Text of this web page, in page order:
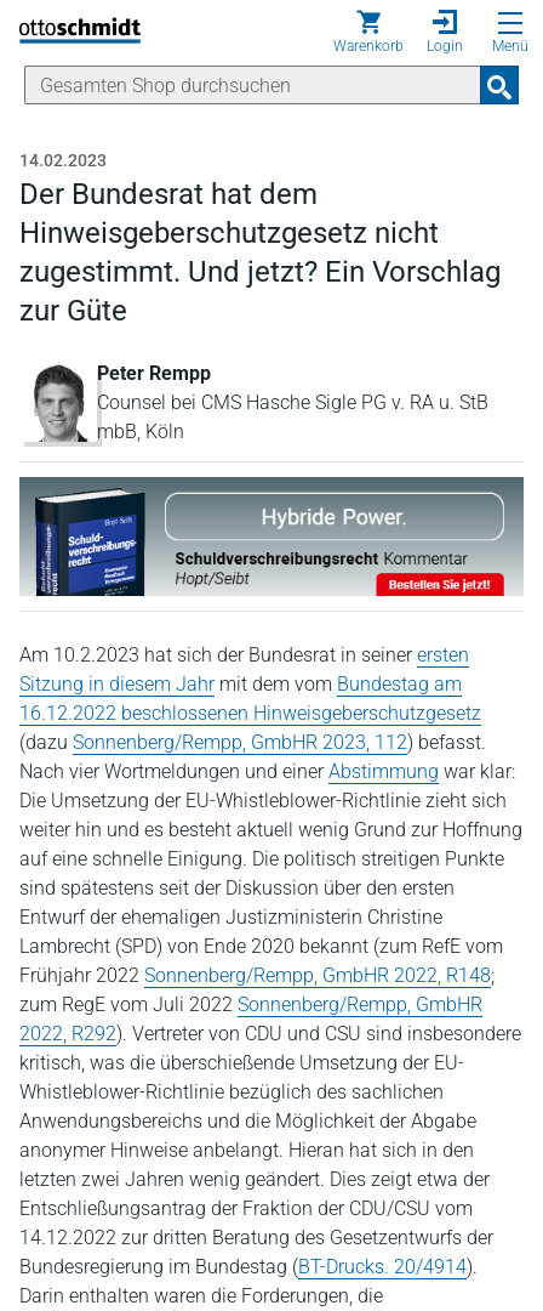
Direkt zum Inhalt
Warenkorb Login Menü
14.02.2023
Der Bundesrat hat dem
Hinweisgeberschutzgesetz nicht
zugestimmt. Und jetzt? Ein Vorschlag
zur Güte
Peter Rempp
Counsel bei CMS Hasche Sigle PG v. RA u. StB
mbB, Köln
Am 10.2.2023 hat sich der Bundesrat in seinerersten
Sitzung in diesem Jahrmit dem vom Bundestag am
16.12.2022 beschlossenen Hinweisgeberschutzgesetz
(dazu Sonnenberg/Rempp, GmbHR 2023, 112) befasst.
Nach vier Wortmeldungen und einerAbstimmung war klar:
Die Umsetzung der EU-Whistleblower-Richtlinie zieht sich
weiter hin und es besteht aktuell wenig Grund zur Hoffnung
auf eine schnelle Einigung. Die politisch streitigen Punkte
sind spätestens seit der Diskussion über den ersten
Entwurf der ehemaligen Justizministerin Christine
Lambrecht (SPD) von Ende 2020 bekannt (zum RefE vom
Frühjahr 2022 Sonnenberg/Rempp, GmbHR 2022, R148;
zum RegE vom Juli 2022 Sonnenberg/Rempp, GmbHR
2022, R292). Vertreter von CDU und CSU sind insbesondere
kritisch, was die überschießende Umsetzung der EU-
Whistleblower-Richtlinie bezüglich des sachlichen
Anwendungsbereichs und die Möglichkeit der Abgabe
anonymer Hinweise anbelangt. Hieran hat sich in den
letzten zwei Jahren wenig geändert. Dies zeigt etwa der
Entschließungsantrag der Fraktion der CDU/CSU vom
14.12.2022 zur dritten Beratung des Gesetzentwurfs der
Bundesregierung im Bundestag (BT-Drucks. 20/4914).
Darin enthalten waren die Forderungen, die